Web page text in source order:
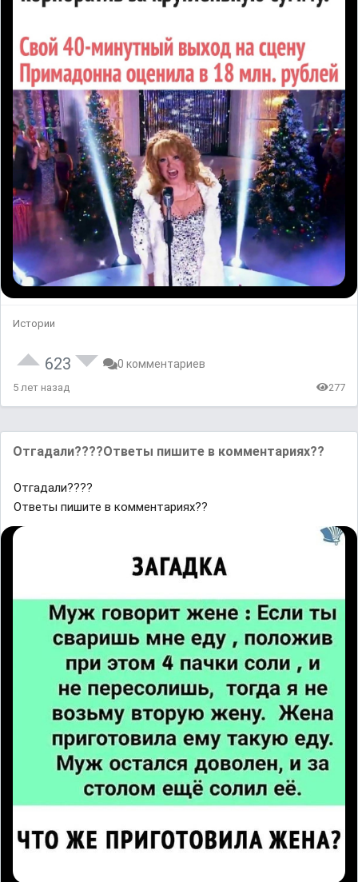
Истории
623 0 комментариев
5 лет назад 277
Отгадали????Ответы пишите в комментариях??
Отгадали????
Ответы пишите в комментариях??